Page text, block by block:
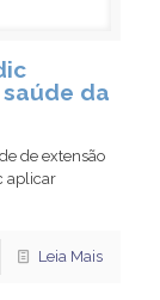
da
de extensão
aplicar
Leia Mais